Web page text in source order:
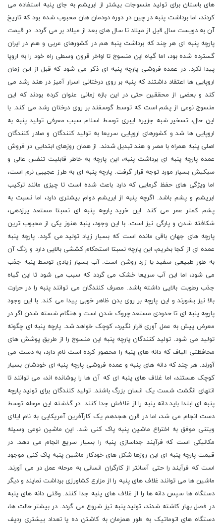
های باستان برای تولید منسوجات بیشتر از ابریشم به جای پنبه استفاده می
کردند، اما برداشت پنبه در چین در دوره دودمان هان محبوب شده بود که تاریخ
آن به دویست سال قبل از میلاد تا سال های بعد از میلاد بر می گردد. در قیمت
پارچه پنبه ای هر چند که برداشت پنبه هم در کشورهای عربی و هم در ایران
گسترده شده بود، اما گیاه این منسوج تا اواخر قرون وسطی راه خود را به اروپا
پیدا نکرد. در عمده فروشی پارچه پنبه ای ذکر می شود که قبل از این زمان
اروپایی ها اعتقاد داشتند که پنبه بر روی درختانی اسرار آمیز در هند رشد می
کند و بعضی از محققین حتی در این بازه زمانی عنوان کرده بودند که این
منسوج نوعی از پشم است که توسط گوسفند بر روی درختان رشد می کند. با
این حال، تسخیر شبه جزیره ایبری توسط اسلام سبب معرفی تولید پنبه به
اروپایی ها شد و کشورهای اروپایی سریعا به تولید کنندگان و صادر کنندگان
اصلی پنبه همراه با مصر و هند تبدیل شدند. از همان روزهای ابتدایی در فروش
عمده پارچه پنبه ای برداشت پنبه، این پارچه به خاطر قابلیت تنفس عالی و
سبکیش بسیار مورد توجه قرار گرفت. پارچه پنبه ای به طرز عجیبی نرم است،
اما ویژگی های حفظ گرمایی که دارد باعث شده است تا چیزی مانند ترکیب
ابریشم و پشم باشد. اگرچه پنبه از ابریشم دوام بیشتری دارد، اما نسبت به
پشم کمتر عمر می کند. این خرید پارچه پنبه ای نسبتا مستعد پرزدهی،
شکافته شدن و پارگی نیز است. با این وجود، پنبه هنوز یکی از محبوب ترین
پارچه های جهان باقی مانده است که بسیار زیاد تولید می گردد. پارچه پنبه
عمده ای از کجا بخریم، این پارچه نسبتا استحکام کششی بالایی دارد و رنگ آن
به طور طبیعی سفید یا زرد روشن است. آب بسیار زیادی توسط پنبه جذب
می شود، اما این آب سریعا خشک می گردد که سبب می شود تا این گیاه
جذب رطوبت بالایی داشته باشد. مصرف کنندگان می توانند پنبه را در حرارت
بالا نیز بشورند و این پارچه بر روی بدن ظاهر خوبی پیدا می کند. با این وجود
پارچه پنبه ای تا حدودی مستعد چروک شدن است و هنگام شسته شدن اگر در
معرض پیش به عمل آوری قرار نگیرد، کوچک خواهد شد. پارچه پنبه ای چگونه
تولید می شود. تولید کنندگان پارچه پنبه این منسوج را از طریق پوشش های
محافظتی الیاف که دانه های پنبه را محصور کرده است نام دارد، به دست می
آورند. هر چند که دانه های پنبه و عمده فروشی پارچه پنبه ای خودشان بسیار
کوچک هستند، اما غلاف های پنبه ای که آن ها را پوشانده اند، می توانند تا
انتهای انگشت شست یک انسان بزرگ باشند. تولید کنندگان برای تولید پارچه
پنبه ای ابتدا باید دانه پنبه را از غلافش جدا کنند. در گذشته این مرحله توسط
دست انجام می شد، اما در قرن هجدهم یک کارآفرین آمریکایی به نام ایلای
ویتنی موفق به اختراع ماشین پنبه پاک کنی شد. این ماشین نوعی وسیله
مکانیکی است که فرآیند جداسازی پنبه را بسیار سریع انجام می دهد. در
قیمت پارچه پنبه ای این روزها شکل های خودکار ماشین پنبه پاک کنی موجود
است که فرآیند را حتی آسانتر از کارگران انسانی به مرحله عمل در می آورند.
ماشین ها می توانند غلاف های پنبه را از مزارع کشاورزی برداشت نمایند و دیگر
دستگاه ها سپس دانه ها را از غلاف های پنبه جدا کنند. وقتی دانه های پنبه
در فصل بهار کاشته شدند، تولید پنبه نیز شروع می گردد. در بیشتر حالت ها،
دستگاه های اتوماتیک به طور همزمان به کاشتن ده یا تعداد بیشتری ردیف